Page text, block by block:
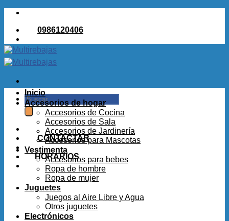
Saltar
contenido0986120406
Buscar
por:
CONTACTAR
HORARIOS
Inicio
Accesorios de hogar
Accesorios de Cocina
Accesorios de Sala
Accesorios de Jardinería
Accesorios para Mascotas
Vestimenta
Accesorios para bebes
Ropa de hombre
Ropa de mujer
Juguetes
Juegos al Aire Libre y Agua
Otros juguetes
Electrónicos